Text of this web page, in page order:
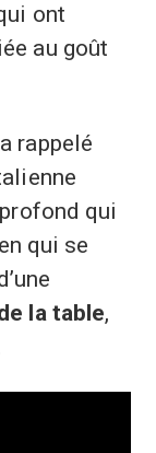
ont
au goût
rappelé
qui
qui se
la table,